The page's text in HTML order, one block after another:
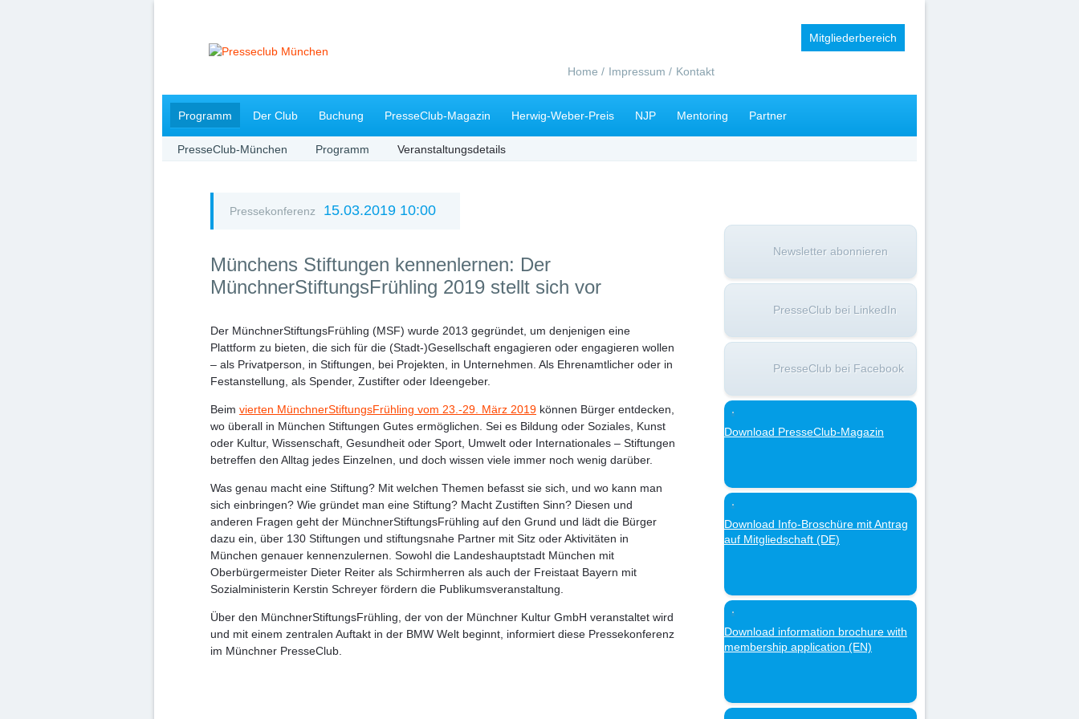
Mitgliederbereich
Navigation
Home Impressum Kontakt
Navigation
überspringen
Programm Der Club Buchung PresseClub-Magazin Herwig-Weber-Preis NJP Mentoring Partner
PresseClub-München Programm Veranstaltungsdetails
Pressekonferenz 15.03.2019 10:00
Münchens Stiftungen kennenlernen: Der
MünchnerStiftungsFrühling 2019 stellt sich vor
Der MünchnerStiftungsFrühling (MSF) wurde 2013 gegründet, um denjenigen eine
Plattform zu bieten, die sich für die (Stadt-)Gesellschaft engagieren oder engagieren wollen
– als Privatperson, in Stiftungen, bei Projekten, in Unternehmen. Als Ehrenamtlicher oder in
Festanstellung, als Spender, Zustifter oder Ideengeber.
Beim vierten MünchnerStiftungsFrühling vom 23.-29. März 2019 können Bürger entdecken,
wo überall in München Stiftungen Gutes ermöglichen. Sei es Bildung oder Soziales, Kunst
oder Kultur, Wissenschaft, Gesundheit oder Sport, Umwelt oder Internationales – Stiftungen
betreffen den Alltag jedes Einzelnen, und doch wissen viele immer noch wenig darüber.
Was genau macht eine Stiftung? Mit welchen Themen befasst sie sich, und wo kann man
sich einbringen? Wie gründet man eine Stiftung? Macht Zustiften Sinn? Diesen und
anderen Fragen geht der MünchnerStiftungsFrühling auf den Grund und lädt die Bürger
dazu ein, über 130 Stiftungen und stiftungsnahe Partner mit Sitz oder Aktivitäten in
München genauer kennenzulernen. Sowohl die Landeshauptstadt München mit
Oberbürgermeister Dieter Reiter als Schirmherren als auch der Freistaat Bayern mit
Sozialministerin Kerstin Schreyer fördern die Publikumsveranstaltung.
Über den MünchnerStiftungsFrühling, der von der Münchner Kultur GmbH veranstaltet wird
und mit einem zentralen Auftakt in der BMW Welt beginnt, informiert diese Pressekonferenz
im Münchner PresseClub.
Newsletter abonnieren
PresseClub bei LinkedIn
PresseClub bei Facebook
Download PresseClub-Magazin
Download Info-Broschüre mit Antrag
auf Mitgliedschaft (DE)
Download information brochure with
membership application (EN)